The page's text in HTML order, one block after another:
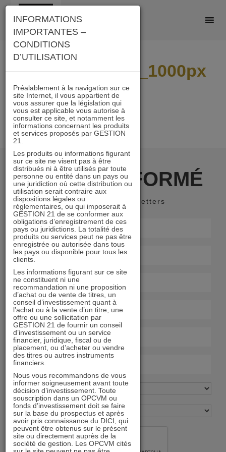
Skip
content
CDPartenaires_1000px
RESTER INFORMÉ
Recevoir nos newsletters
INFORMATIONS
IMPORTANTES –
CONDITIONS
D’UTILISATION
Préalablement à la navigation sur ce
site Internet, il vous appartient de
vous assurer que la législation qui
vous est applicable vous autorise à
consulter ce site, et notamment les
informations concernant les produits
et services proposés par GESTION
21.
Les produits ou informations figurant
sur ce site ne visent pas à être
distribués ni à être utilisés par toute
personne ou entité dans un pays ou
une juridiction où cette distribution ou
utilisation serait contraire aux
dispositions légales ou
réglementaires, ou qui imposerait à
GESTION 21 de se conformer aux
obligations d’enregistrement de ces
pays ou juridictions. La totalité des
produits ou services peut ne pas être
enregistrée ou autorisée dans tous
les pays ou disponible pour tous les
clients.
Les informations figurant sur ce site
ne constituent ni une
recommandation ni une proposition
d’achat ou de vente de titres, un
conseil d’investissement quant à
l’achat ou à la vente d’un titre, une
offre ou une sollicitation par
GESTION 21 de fournir un conseil
d’investissement ou un service
financier, juridique, fiscal ou de
placement, ou d’acheter ou vendre
des titres ou autres instruments
financiers.
Nous vous recommandons de vous
informer soigneusement avant toute
décision d’investissement. Toute
souscription dans un OPCVM ou
fonds d’investissement doit se faire
sur la base du prospectus et après
avoir pris connaissance du DICI, qui
peuvent être obtenus sur le présent
site ou directement auprès de la
société de gestion. Les OPCVM cités